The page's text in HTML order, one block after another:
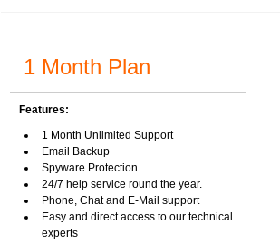
1 Month Plan
Features:
1 Month Unlimited Support
Email Backup
Spyware Protection
24/7 help service round the year.
Phone, Chat and E-Mail support
Easy and direct access to our technical
experts